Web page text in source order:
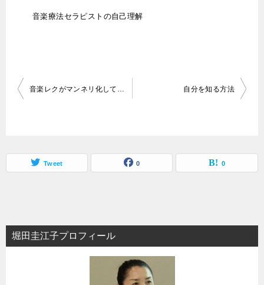
音楽療法セラピストの自己理解
投
ン
音楽レクがマンネリ化してクライアントの反応が悪くなった時にやること 自分を知る方法
Tweet 0 0
堀田圭江子プロフィール